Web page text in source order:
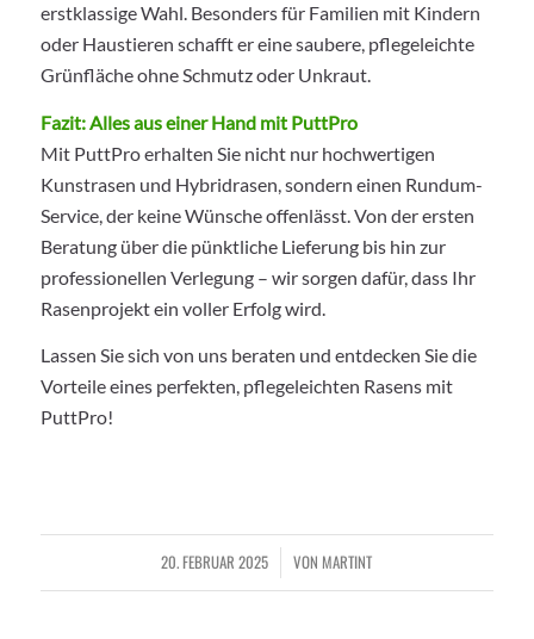
erstklassige Wahl. Besonders für Familien mit Kindern
oder Haustieren schafft er eine saubere, pflegeleichte
Grünfläche ohne Schmutz oder Unkraut.
Fazit: Alles aus einer Hand mit PuttPro
Mit PuttPro erhalten Sie nicht nur hochwertigen
Kunstrasen und Hybridrasen, sondern einen Rundum-
Service, der keine Wünsche offenlässt. Von der ersten
Beratung über die pünktliche Lieferung bis hin zur
professionellen Verlegung – wir sorgen dafür, dass Ihr
Rasenprojekt ein voller Erfolg wird.
Lassen Sie sich von uns beraten und entdecken Sie die
Vorteile eines perfekten, pflegeleichten Rasens mit
PuttPro!
20. FEBRUAR 2025
/ VONMARTINT